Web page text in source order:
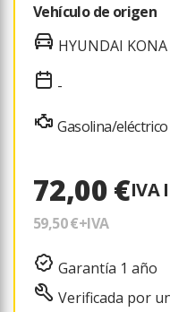
Vehículo de origen
HYUNDAI KONA
-
Gasolina/eléctrico
72,00 €IVA
59,50 €+IVA
Garantía 1 año
Verificada por